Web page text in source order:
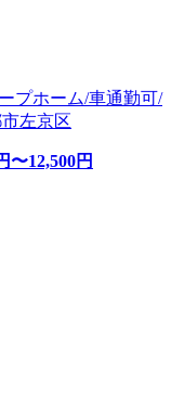
プホーム/車通勤可/
左京区
〜12,500円